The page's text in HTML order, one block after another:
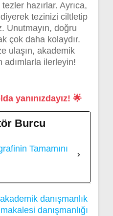
hazırlar. Ayrıca,
diyerek tezinizi ciltletip
Unutmayın, doğru
çok daha kolaydır.
ulaşın, akademik
adımlarla ilerleyin!
yanınızdayız! 🌟
Burcu
Tamamını
akademik danışmanlık
danışmanlığı